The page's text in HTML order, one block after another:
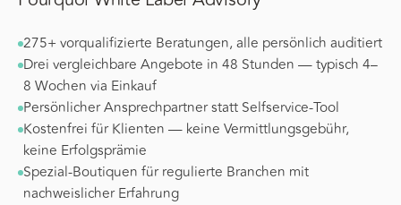
275+ vorqualifizierte Beratungen, alle persönlich auditiert
Drei vergleichbare Angebote in 48 Stunden — typisch 4–
8 Wochen via Einkauf
Persönlicher Ansprechpartner statt Selfservice-Tool
Kostenfrei für Klienten — keine Vermittlungsgebühr,
keine Erfolgsprämie
Spezial-Boutiquen für regulierte Branchen mit
nachweislicher Erfahrung